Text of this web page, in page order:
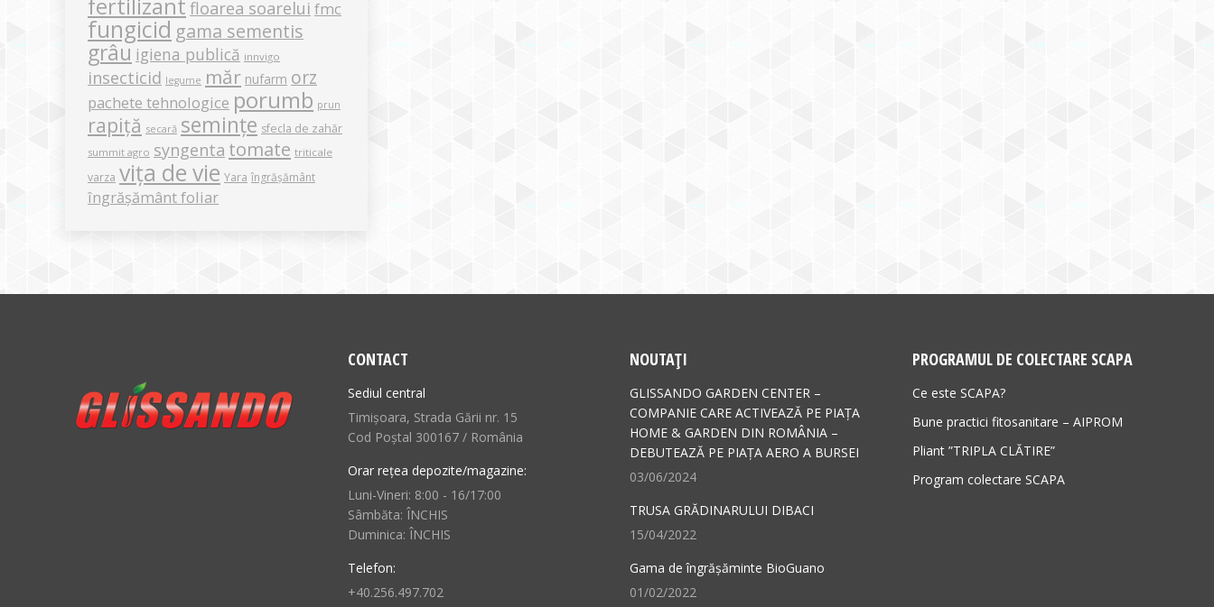
fertilizant floarea soarelui fmc
fungicid gama sementis
grâu igiena publică innvigo
insecticid legume măr nufarm orz
pachete tehnologice porumb prun
rapiță secară semințe sfecla de zahăr
summit agro syngenta tomate triticale
varza vița de vie Yara îngrășământ
îngrășământ foliar
CONTACT
Sediul central
Timișoara, Strada Gării nr. 15
Cod Poștal 300167 / România
Orar rețea depozite/magazine:
Luni-Vineri: 8:00 - 16/17:00
Sâmbăta: ÎNCHIS
Duminica: ÎNCHIS
Telefon:
+40.256.497.702
NOUTAȚI
GLISSANDO GARDEN CENTER –
COMPANIE CARE ACTIVEAZĂ PE PIAȚA
HOME & GARDEN DIN ROMÂNIA –
DEBUTEAZĂ PE PIAȚA AERO A BURSEI
03/06/2024
TRUSA GRĂDINARULUI DIBACI
15/04/2022
Gama de îngrășăminte BioGuano
01/02/2022
PROGRAMUL DE COLECTARE SCAPA
Ce este SCAPA?
Bune practici fitosanitare – AIPROM
Pliant ”TRIPLA CLĂTIRE”
Program colectare SCAPA